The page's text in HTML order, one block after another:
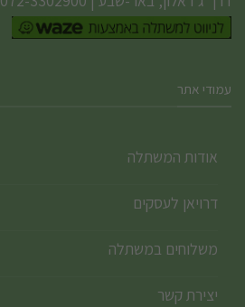
עמודי אתר
אודות המשתלה
דרויאן לעסקים
משלוחים במשתלה
יצירת קשר